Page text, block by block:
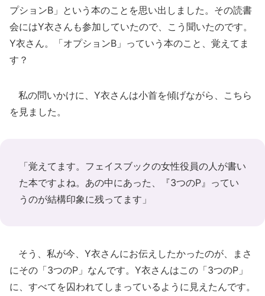
プションB」という本のことを思い出しました。その読書
会にはY衣さんも参加していたので、こう聞いたのです。
Y衣さん。「オプションB」っていう本のこと、覚えてま
す？
私の問いかけに、Y衣さんは小首を傾げながら、こちら
を見ました。
「覚えてます。フェイスブックの女性役員の人が書い
た本ですよね。あの中にあった、『3つのP』ってい
うのが結構印象に残ってます」
そう、私が今、Y衣さんにお伝えしたかったのが、まさ
にその「3つのP」なんです。Y衣さんはこの「3つのP」
に、すべてを囚われてしまっているように見えたんです。